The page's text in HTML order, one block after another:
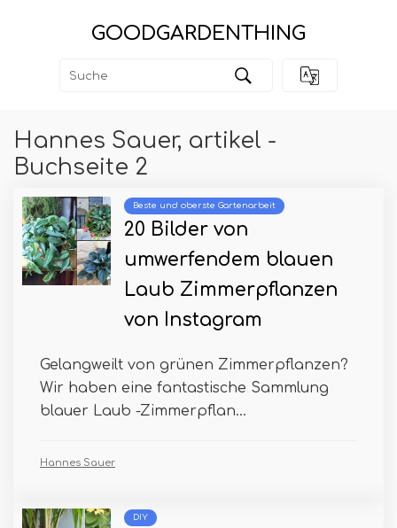
GOODGARDENTHING
Hannes Sauer, artikel -
Buchseite 2
Beste und oberste Gartenarbeit
20 Bilder von
umwerfendem blauen
Laub Zimmerpflanzen
von Instagram
Gelangweilt von grünen Zimmerpflanzen?
Wir haben eine fantastische Sammlung
blauer Laub -Zimmerpflan...
Hannes Sauer
DIY